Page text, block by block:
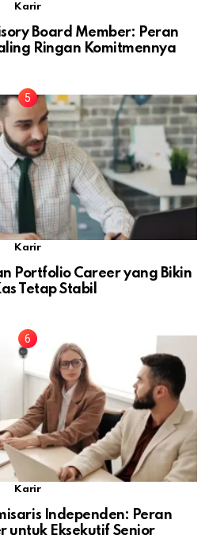
Karir
Board Member: Peran
Ringan Komitmennya
Karir
Portfolio Career yang Bikin
Tetap Stabil
Karir
Independen: Peran
untuk Eksekutif Senior